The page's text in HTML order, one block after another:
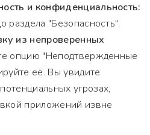
и конфиденциальность:
раздела "Безопасность".
из непроверенных
опцию "Неподтвержденные
её. Вы увидите
угрозах,
приложений извне